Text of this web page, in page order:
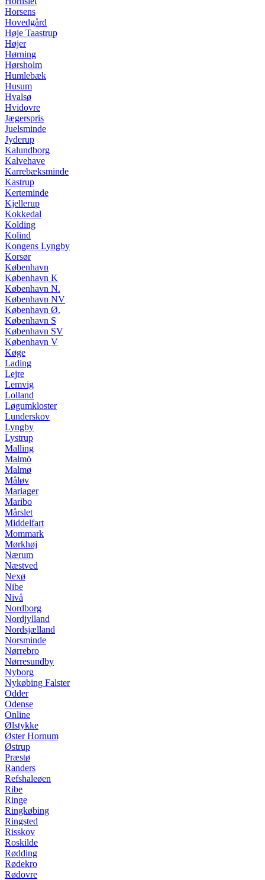
Horsens
Hovedgård
Høje Taastrup
Højer
Hørning
Hørsholm
Humlebæk
Husum
Hvalsø
Hvidovre
Jægerspris
Juelsminde
Jyderup
Kalundborg
Kalvehave
Karrebæksminde
Kastrup
Kerteminde
Kjellerup
Kokkedal
Kolding
Kolind
Kongens Lyngby
Korsør
København
København K
København N.
København NV
København Ø.
København S
København SV
København V
Køge
Lading
Lejre
Lemvig
Lolland
Løgumkloster
Lunderskov
Lyngby
Lystrup
Malling
Malmö
Malmø
Måløv
Mariager
Maribo
Mårslet
Middelfart
Mommark
Mørkhøj
Nærum
Næstved
Nexø
Nibe
Nivå
Nordborg
Nordjylland
Nordsjælland
Norsminde
Nørrebro
Nørresundby
Nyborg
Nykøbing Falster
Odder
Odense
Online
Ølstykke
Øster Hornum
Østrup
Præstø
Randers
Refshaleøen
Ribe
Ringe
Ringkøbing
Ringsted
Risskov
Roskilde
Rødding
Rødekro
Rødovre